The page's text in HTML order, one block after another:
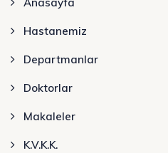
Hastanemiz
Departmanlar
Doktorlar
Makaleler
K.V.K.K.